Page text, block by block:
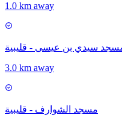
1.0 km away
3.0 km away
مسجد الشوارف - قليبية